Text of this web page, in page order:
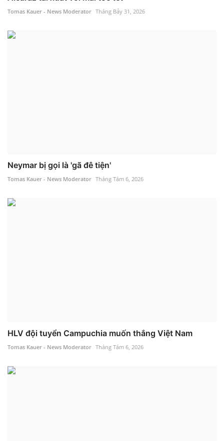
Tomas Kauer - News Moderator Tháng Bảy 31, 2026
Neymar bị gọi là 'gã đê tiện'
Tomas Kauer - News Moderator Tháng Tám 6, 2026
HLV đội tuyển Campuchia muốn thắng Việt Nam
Tomas Kauer - News Moderator Tháng Tám 6, 2026